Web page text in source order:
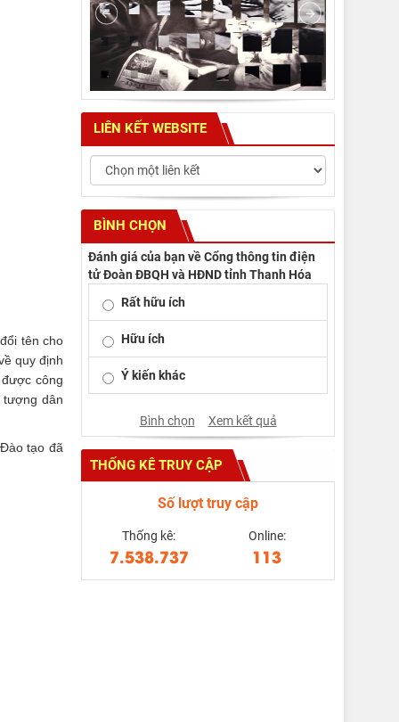
tên cho
quy định
công
dân
tạo đã
LIÊN KẾT WEBSITE
BÌNH CHỌN
Đánh giá của bạn về Cổng thông tin điện
tử Đoàn ĐBQH và HĐND tỉnh Thanh Hóa
Rất hữu ích
Hữu ích
Ý kiến khác
Bình chọn Xem kết quả
THỐNG KÊ TRUY CẬP
Số lượt truy cập
Thống kê:
7.538.737
Online:
113